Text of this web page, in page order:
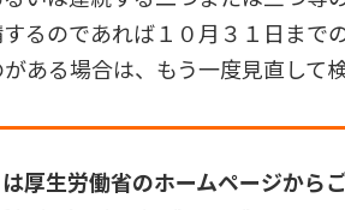
るのであれば１０月３１日まで
ある場合は、もう一度見直して
厚生労働省のホームページから